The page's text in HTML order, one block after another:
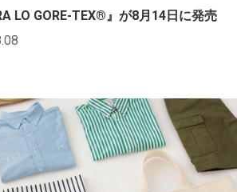
LO GORE-TEX®︎』が8月14日に発売